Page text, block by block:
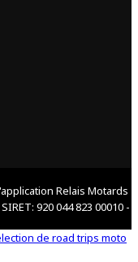
Relais Motards
920 044 823 00010 -